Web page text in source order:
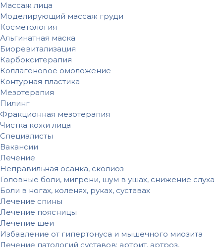
Массаж лица
Моделирующий массаж груди
Косметология
Альгинатная маска
Биоревитализация
Карбокситерапия
Коллагеновое омоложение
Контурная пластика
Мезотерапия
Пилинг
Фракционная мезотерапия
Чистка кожи лица
Специалисты
Вакансии
Лечение
Неправильная осанка, сколиоз
Головные боли, мигрени, шум в ушах, снижение слуха
Боли в ногах, коленях, руках, суставах
Лечение спины
Лечение поясницы
Лечение шеи
Избавление от гипертонуса и мышечного миозита
Лечение патологий суставов: артрит, артроз,